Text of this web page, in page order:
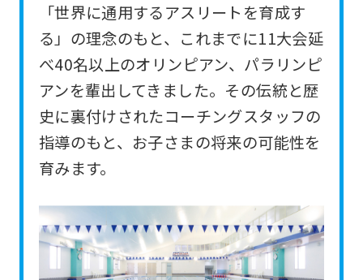
「世界に通用するアスリートを育成す
る」の理念のもと、これまでに11大会延
べ40名以上のオリンピアン、パラリンピ
アンを輩出してきました。その伝統と歴
史に裏付けされたコーチングスタッフの
指導のもと、お子さまの将来の可能性を
育みます。
For
foreigners
Central
Sports
is
automatically
translated